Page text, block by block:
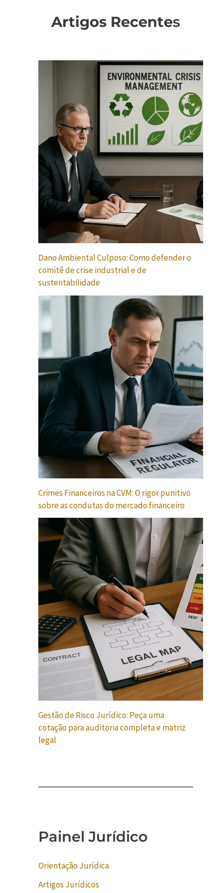
Artigos Recentes
Dano Ambiental Culposo: Como defender o
comitê de crise industrial e de
sustentabilidade
Crimes Financeiros na CVM: O rigor punitivo
sobre as condutas do mercado financeiro
Gestão de Risco Jurídico: Peça uma
cotação para auditoria completa e matriz
legal
Painel Jurídico
Orientação Jurídica
Artigos Jurídicos